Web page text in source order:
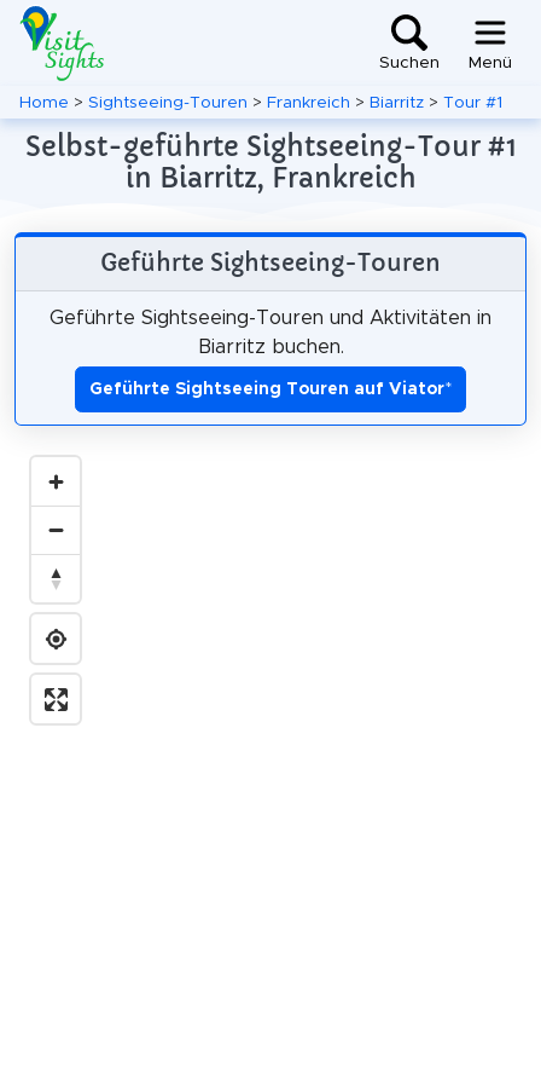
Suchen Menü
Home > Sightseeing-Touren > Frankreich > Biarritz > Tour #1
Selbst-geführte Sightseeing-Tour #1
in Biarritz, Frankreich
Geführte Sightseeing-Touren
Geführte Sightseeing-Touren und Aktivitäten in
Biarritz buchen.
Geführte Sightseeing Touren auf Viator*